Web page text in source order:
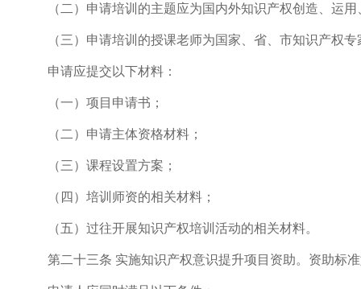
（二）申请培训的主题应为国内外知识产权创造、运用
（三）申请培训的授课老师为国家、省、市知识产权专
申请应提交以下材料：
（一）项目申请书；
（二）申请主体资格材料；
（三）课程设置方案；
（四）培训师资的相关材料；
（五）过往开展知识产权培训活动的相关材料。
第二十三条 实施知识产权意识提升项目资助。资助标准